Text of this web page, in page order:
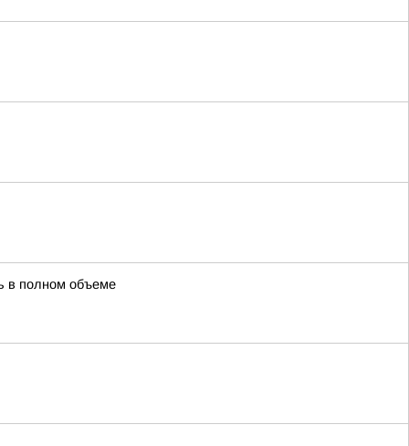
в полном объеме